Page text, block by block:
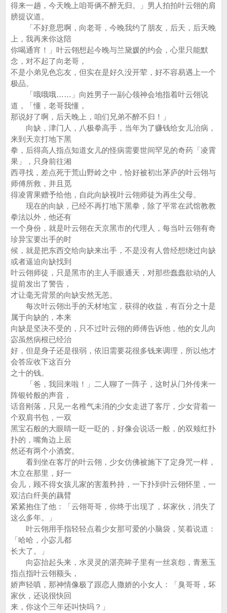
得来一趟，今天晚上咱哥俩不醉无归。」男人拍拍叶云翎的肩
膀提议道。
「不好意思啊，向老哥，今晚我约了朋友，后天，后天晚
上，我再来你这陪
你喝通宵！」叶云翎想起今晚与兰黛媛的约会，心里只能默
念，对不起了向老哥，
不是小弟见色忘友，但实在是好久没开荤，好不容易遇上一个
极品。
「哦哦哦……」向姓男子一副心领神会地指着叶云翎说
道，「懂，老哥我懂，
那说好了啊，后天晚上，咱们兄弟不醉不归！」
向缺，津门人，八极拳高手，当年为了赚钱给女儿治病，
来到天京打地下黑
拳，后得高人指点知道女儿的怪病需要世间罕见的奇药「凌霄
果」，只身前往湘
西寻找，差点死于荒山野岭之中，恰好被初出茅庐的叶云翎与
师傅所救，并且觅
得凌霄果赠予给他，自此向缺视叶云翎师徒为再生父母。
现在的向缺，已经不再打地下黑拳，除了平常在武馆教教
拳法以外，他还有
一个身份，就是叶云翎在天京黑市的代理人，每当叶云翎有奇
珍异宝要出手的时
候，就是把东西交给向缺来出手，不是没有人曾经想绕过向缺
或者逼迫向缺找到
叶云翎师徒，只是黑市的主人手眼通天，对那些蠢蠢欲动的人
提前发出了警告，
才让毫无背景的向缺安然无恙。
每次叶云翎出手的天材地宝，获得的收益，有百分之十是
属于向缺的，本来
向缺是坚决不受的，只不过叶云翎的师傅告诉他，他的女儿向
宓虽然病根已经治
好，但是身子还是很弱，依旧需要花很多钱来调理，所以他才
会答应收下这百分
之十的钱。
「爸，我回来啦！」二人聊了一阵子，这时从门外传来一
阵银铃般的声音，
话音刚落，只见一名稚气未消的少女走进了客厅，少女背着一
个双肩书包，一双
黑宝石般的大眼睛一眨一眨的，好像会说话一般，的双颊红扑
扑的，嘴角边上居
然还有两个小酒窝。
看到坐在客厅的叶云翎，少女仿佛被施下了定身咒一样，
木立在那里，好一
会儿，顾不得女孩儿家的害羞矜持，一下扑到叶云翎怀里，一
双洁白纤美的藕臂
紧紧抱住了他：「云翎哥哥，你终于出现了，坏家伙，消失了
这么多年。」
叶云翎用手指轻轻点着少女那可爱的小脑袋，笑着说道：
「哈哈，小宓儿都
长大了。」
向宓抬起头来，水灵灵的湛亮眸子里有一丝哀怨，青葱玉
指点指叶云翎额头，
娇声轻嗔，那神情像极了跟恋人撒娇的小女人：「臭哥哥，坏
家伙，还说很快回
来，你这个三年还叫快吗？」